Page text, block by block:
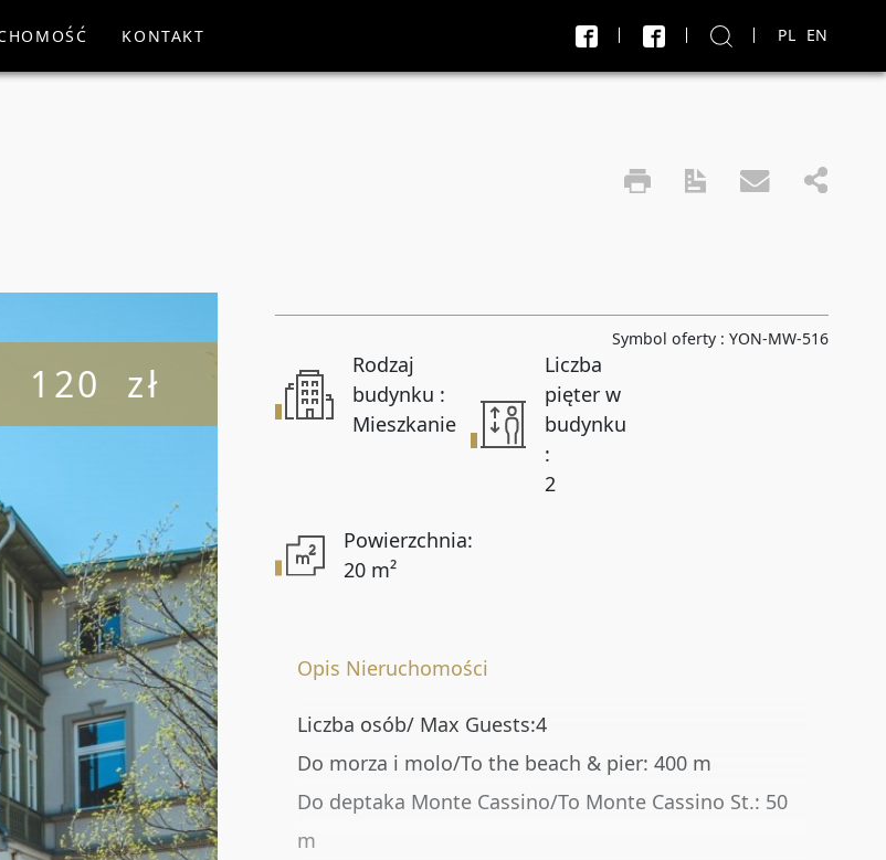
PL EN
KONTAKT
WYSZUKAJ X
Sprzedaż i wynajem
Liczba pokoi od Liczba pokoi do
Powierzchnia do
Lokalizacja
Numer oferty
DODATKOWE OPCJE
Rynekwtórny
Rynekpierwotny Oferty ze zdjęciem
120 zł
Symbol oferty : YON-MW-516
Rodzaj
budynku :
Mieszkanie
Liczba
pięter w
budynku
:
2
Powierzchnia:
20 m²
Opis Nieruchomości
Liczba osób/ Max Guests:4
Do morza i molo/To the beach & pier: 400 m
Do deptaka Monte Cassino/To Monte Cassino St.: 50
m